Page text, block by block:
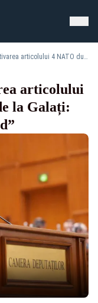
O lideră AUR cere activarea articolului 4 NATO după incidentul de la Galați: „Toată lumea este de acord”
articolului
la Galați: